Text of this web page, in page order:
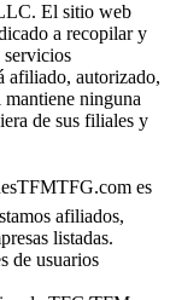
El sitio web
a recopilar y
servicios
afiliado, autorizado,
ninguna
de sus filiales y
es
afiliados,
listadas.
de usuarios